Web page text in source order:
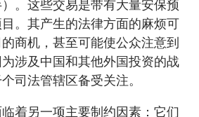
。这些交易是带有大量安保预
。其产生的法律方面的麻烦可
商机，甚至可能使公众注意到
涉及中国和其他外国投资的战
司法管辖区备受关注。
着另一项主要制约因素：它们